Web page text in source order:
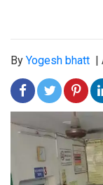
By Yogesh bhatt